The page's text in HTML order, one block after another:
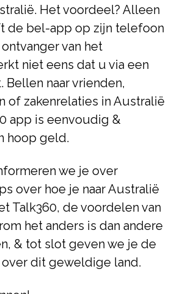
Het voordeel? Alleen
de bel-app op zijn telefoon
van het
niet eens dat u via een
naar vrienden,
of zakenrelaties in Australië
app is eenvoudig &
hoop geld.
we je over
over hoe je naar Australië
Talk360, de voordelen van
het anders is dan andere
& tot slot geven we je de
dit geweldige land.